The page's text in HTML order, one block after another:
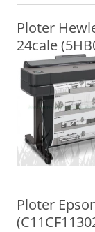
Ploter
24cale
Ploter